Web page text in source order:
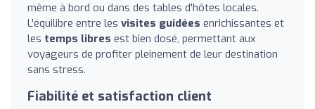
même à bord ou dans des tables d'hôtes locales.
L'équilibre entre les visites guidées enrichissantes et
les temps libres est bien dosé, permettant aux
voyageurs de profiter pleinement de leur destination
sans stress.
Fiabilité et satisfaction client